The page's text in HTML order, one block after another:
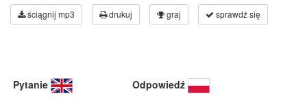
ściągnij mp3 drukuj graj sprawdź się
Pytanie Odpowiedź